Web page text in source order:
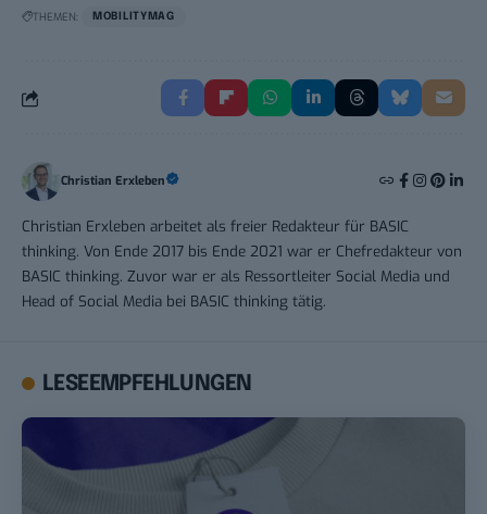
THEMEN: MOBILITYMAG
Christian Erxleben
Christian Erxleben arbeitet als freier Redakteur für BASIC
thinking. Von Ende 2017 bis Ende 2021 war er Chefredakteur von
BASIC thinking. Zuvor war er als Ressortleiter Social Media und
Head of Social Media bei BASIC thinking tätig.
LESEEMPFEHLUNGEN